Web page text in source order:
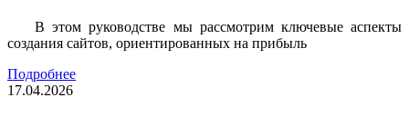
В этом руководстве мы рассмотрим ключевые аспекты
создания сайтов, ориентированных на прибыль
Подробнее
17.04.2026